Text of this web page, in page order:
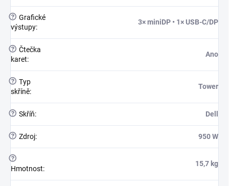
? Grafické
výstupy:
3× miniDP • 1× USB-C/DP
? Čtečka
karet:
Ano
? Typ
skříně:
Tower
? Skříň: Dell
? Zdroj: 950 W
?
Hmotnost:
15,7 kg